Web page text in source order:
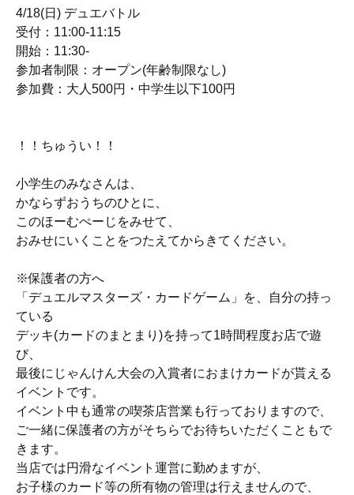
4/18(日) デュエバトル
受付：11:00-11:15
開始：11:30-
参加者制限：オープン(年齢制限なし)
参加費：大人500円・中学生以下100円
！！ちゅうい！！
小学生のみなさんは、
かならずおうちのひとに、
このほーむぺーじをみせて、
おみせにいくことをつたえてからきてください。
※保護者の方へ
「デュエルマスターズ・カードゲーム」を、自分の持っ
ている
デッキ(カードのまとまり)を持って1時間程度お店で遊
び、
最後にじゃんけん大会の入賞者におまけカードが貰える
イベントです。
イベント中も通常の喫茶店営業も行っておりますので、
ご一緒に保護者の方がそちらでお待ちいただくこともで
きます。
当店では円滑なイベント運営に勤めますが、
お子様のカード等の所有物の管理は行えませんので、